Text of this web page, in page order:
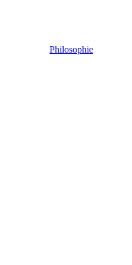
Philosophie